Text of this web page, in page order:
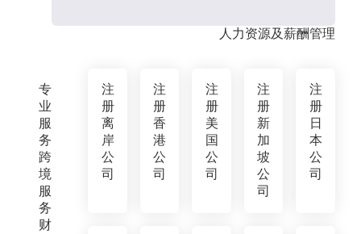
专
业
服
务
跨
境
服
务
财
人力资源及薪酬管理
注
册
离
岸
公
司
注
册
香
港
公
司
注
册
美
国
公
司
注
册
新
加
坡
公
司
注
册
日
本
公
司